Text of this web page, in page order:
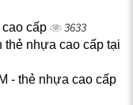
cấp 3633
thẻ nhựa cao cấp tại
- thẻ nhựa cao cấp